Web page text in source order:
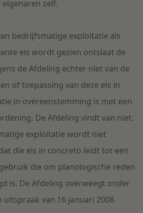
zelf.
bedrijfsmatige exploitatie als
eis wordt gezien ontslaat de
de Afdeling echter niet van de
of toepassing van deze eis in
in overeenstemming is met een
De Afdeling vindt van niet.
exploitatie wordt niet
die eis in concreto leidt tot een
die om planologische reden
is. De Afdeling overweegt onder
van 16 januari 2008